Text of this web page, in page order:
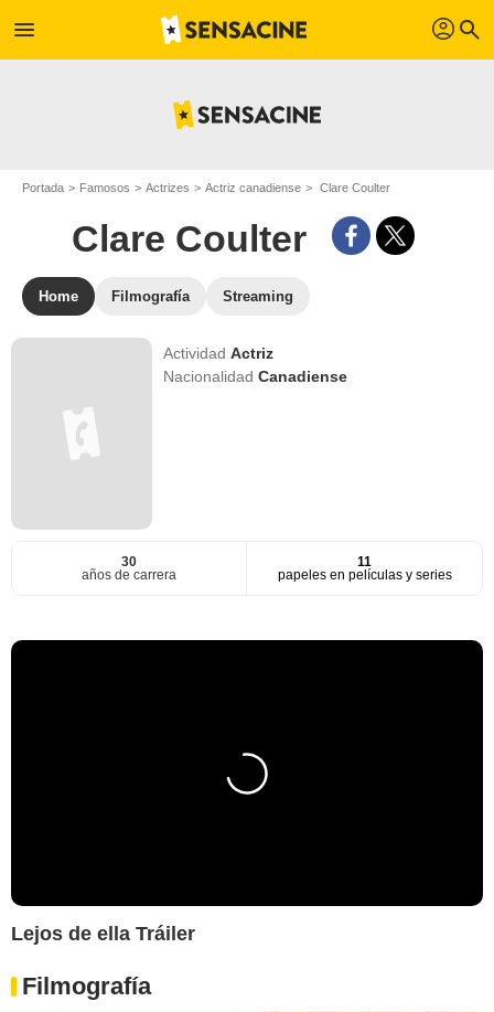
menu profil search
Portada Famosos Actrizes Actriz canadiense Clare Coulter
Clare Coulter
Home Filmografía Streaming
ActividadActriz
NacionalidadCanadiense
30
años de carrera
11
papeles en películas y series
Lejos de ella Tráiler
Filmografía